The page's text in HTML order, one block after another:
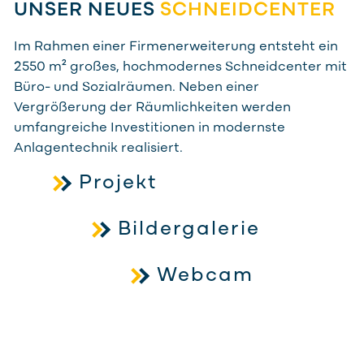
UNSER NEUES SCHNEIDCENTER
Im Rahmen einer Firmenerweiterung entsteht ein
2550 m² großes, hochmodernes Schneidcenter mit
Büro- und Sozialräumen. Neben einer
Vergrößerung der Räumlichkeiten werden
umfangreiche Investitionen in modernste
Anlagentechnik realisiert.
Projekt
Bildergalerie
Webcam